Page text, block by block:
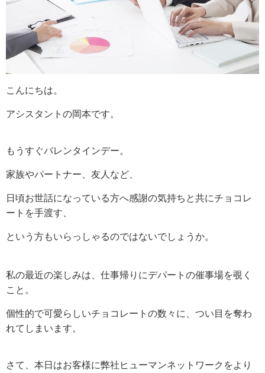
こんにちは。
アシスタントの岡本です。
もうすぐバレンタインデー。
家族やパートナー、友人など、
日頃お世話になっている方へ感謝の気持ちと共にチョコレ
ートを手渡す、
という方もいらっしゃるのではないでしょうか。
私の最近の楽しみは、仕事帰りにデパートの催事場を覗く
こと。
個性的で可愛らしいチョコレートの数々に、つい目を奪わ
れてしまいます。
さて、本日はお客様に弊社ヒューマンネットワークをより